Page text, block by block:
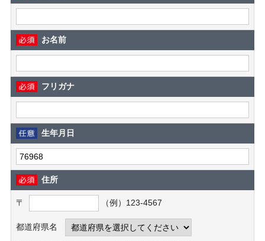
お名前
フリガナ
生年月日
住所
〒 （例）123-4567
都道府県名